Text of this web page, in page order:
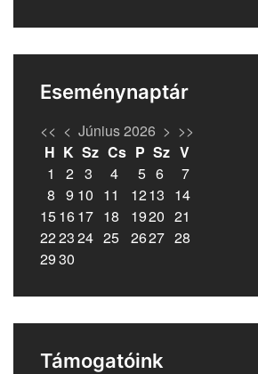
Eseménynaptár
<< < Június 2026 > >>
H K Sz Cs P Sz V
1
2 3 4 5 6
7
8 9 10 11 1213 14
151617 18 1920 21
222324 25 2627 28
2930
Támogatóink